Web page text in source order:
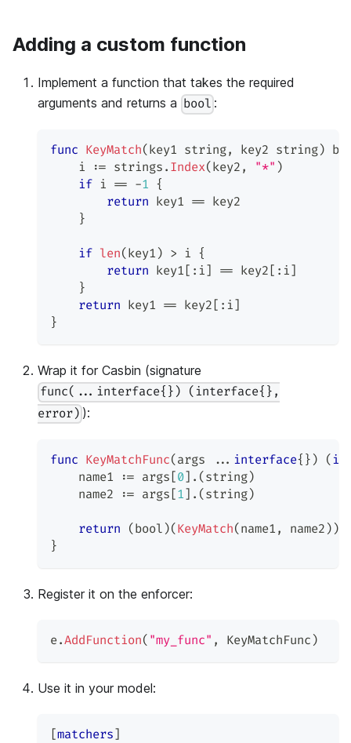
Adding a custom function
Implement a function that takes the required
arguments and returns a bool :
func KeyMatch( key1 string, key2 string)
    i
:= strings . Index( key2 , "*" )
if i == -1 {
return key1 == key2
}
if len( key1 ) > i {
return key1 [ : i] == key2 [ : i]
}
return key1 == key2 [ : i]
}
Wrap it for Casbin (signature
func(...interface{}) (interface{},
error) ):
func KeyMatchFunc( args ... interface{ } ) (
    name1
:= args [0] . ( string)
    name2
:= args [1] . ( string)
return ( bool )( KeyMatch( name1 , name2 ) )
}
Register it on the enforcer:
e.AddFunction( "my_func" , KeyMatchFunc )
Use it in your model:
[matchers]